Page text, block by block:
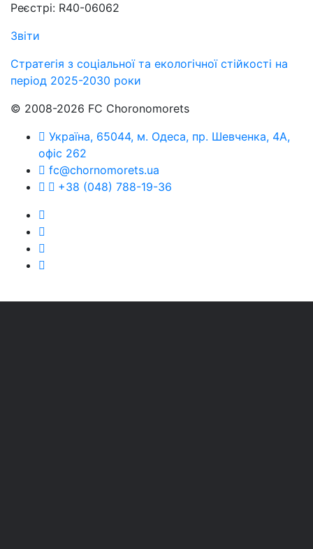
Реєстрі: R40-06062
Звіти
Стратегія з соціальної та екологічної стійкості на
період 2025-2030 роки
© 2008-2026 FC Choronomorets
Україна, 65044, м. Одеса, пр. Шевченка, 4А,
офіс 262
fc@chornomorets.ua
+38 (048) 788-19-36